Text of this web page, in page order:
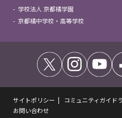
学校法人 京都橘学園
京都橘中学校・高等学校
サイトポリシー コミュニティガイド
お問い合わせ